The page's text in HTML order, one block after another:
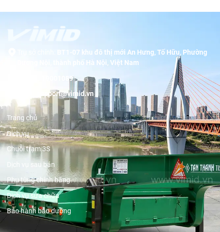
BT1-07 khu đô thị mới An Hưng, Tố Hữu, Phường
Dương Nội, thành phố Hà Nội, Việt Nam
19001089
support@vimid.vn
Trang chủ
Dịch vụ
Chuỗi trạm 3S
Dịch vụ sau bán
Phụ tùng chính hãng
Dịch vụ sửa chữa
Bảo hành bảo dưỡng